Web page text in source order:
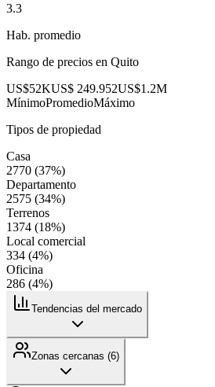
3.3
Hab. promedio
Rango de precios en Quito
US$52KUS$ 249.952US$1.2M
MínimoPromedioMáximo
Tipos de propiedad
Casa
2770 (37%)
Departamento
2575 (34%)
Terrenos
1374 (18%)
Local comercial
334 (4%)
Oficina
286 (4%)
Tendencias del mercado
Zonas cercanas (6)